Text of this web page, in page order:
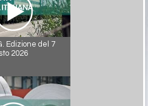
Edizione del 7
2026